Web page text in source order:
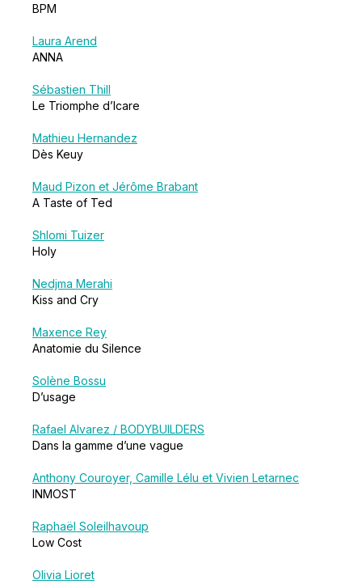
BPM
Laura Arend
ANNA
Sébastien Thill
Le Triomphe d’Icare
Mathieu Hernandez
Dès Keuy
Maud Pizon et Jérôme Brabant
A Taste of Ted
Shlomi Tuizer
Holy
Nedjma Merahi
Kiss and Cry
Maxence Rey
Anatomie du Silence
Solène Bossu
D’usage
Rafael Alvarez / BODYBUILDERS
Dans la gamme d’une vague
Anthony Couroyer, Camille Lélu et Vivien Letarnec
INMOST
Raphaël Soleilhavoup
Low Cost
Olivia Lioret